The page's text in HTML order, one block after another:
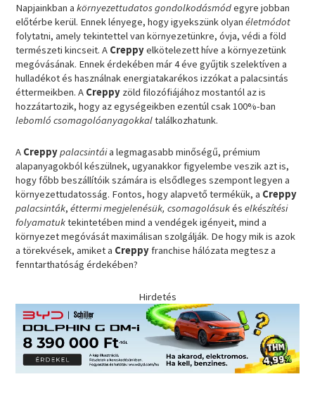
Napjainkban akörnyezettudatos gondolkodásmódegyre jobban
előtérbe kerül. Ennek lényege, hogy igyekszünk olyanéletmódot
folytatni, amely tekintettel van környezetünkre, óvja, védi a föld
természeti kincseit. A Creppyelkötelezett híve a környezetünk
megóvásának. Ennek érdekében már 4 éve gyűjtik szelektíven a
hulladékot és használnak energiatakarékos izzókat a palacsintás
éttermeikben. A Creppy zöld filozófiájához mostantól az is
hozzátartozik, hogy az egységeikben ezentúl csak 100%-ban
lebomló csomagolóanyagokkaltalálkozhatunk.
A Creppypalacsintáia legmagasabb minőségű, prémium
alapanyagokból készülnek, ugyanakkor figyelembe veszik azt is,
hogy főbb beszállítóik számára is elsődleges szempont legyen a
környezettudatosság. Fontos, hogy alapvető termékük, a Creppy
palacsinták,éttermi megjelenésük, csomagolásukéselkészítési
folyamatuktekintetében mind a vendégek igényeit, mind a
környezet megóvását maximálisan szolgálják. De hogy mik is azok
a törekvések, amiket a Creppyfranchise hálózata megtesz a
fenntarthatóság érdekében?
Hirdetés